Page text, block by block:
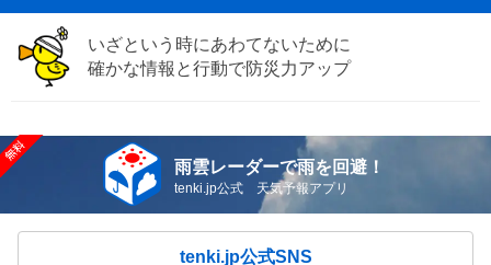
いざという時にあわてないために
確かな情報と行動で防災力アップ
雨雲レーダーで雨を回避！
tenki.jp公式 天気予報アプリ
tenki.jp公式SNS